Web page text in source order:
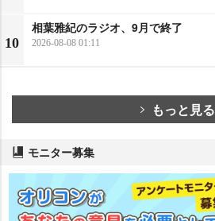
10
相葉雅紀のラジオ、9月で終了
2026-08-08 01:11
もっと見る
モニター募集